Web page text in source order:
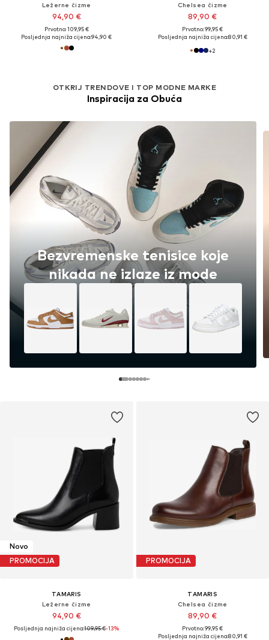
Ležerne čizme
94,90 €
Prvotno: 109,95 €
Posljednja najniža cijena:94,90 €
Chelsea čizme
89,90 €
Prvotno: 99,95 €
Posljednja najniža cijena:80,91 €
+2
Novo
PROMOCIJA
TAMARIS
Ležerne čizme
94,90 €
Posljednja najniža cijena:109,95 €-13%
OTKRIJ TRENDOVE I TOP MODNE MARKE
Inspiracija za Obuća
Bezvremenske tenisice koje
nikada ne izlaze iz mode
PROMOCIJA
TAMARIS
Chelsea čizme
89,90 €
Prvotno: 99,95 €
Posljednja najniža cijena:80,91 €